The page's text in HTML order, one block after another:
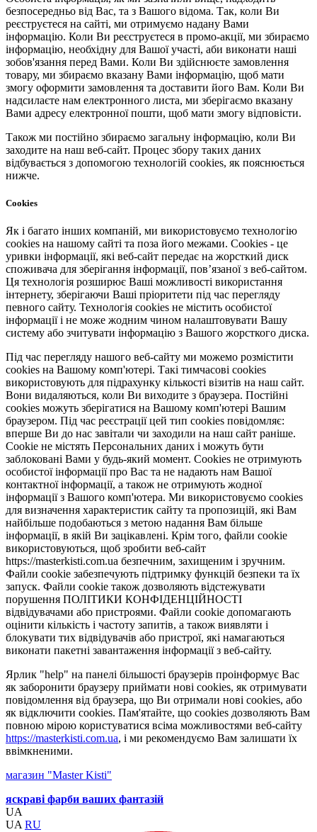
безпосередньо від Вас, та з Вашого відома. Так, коли Ви
реєструєтеся на сайті, ми отримуємо надану Вами
інформацію. Коли Ви реєструєтеся в промо-акції, ми збираємо
інформацію, необхідну для Вашої участі, аби виконати наші
зобов'язання перед Вами. Коли Ви здійснюєте замовлення
товару, ми збираємо вказану Вами інформацію, щоб мати
змогу оформити замовлення та доставити його Вам. Коли Ви
надсилаєте нам електронного листа, ми зберігаємо вказану
Вами адресу електронної пошти, щоб мати змогу відповісти.
Також ми постійно збираємо загальну інформацію, коли Ви
заходите на наш веб-сайт. Процес збору таких даних
відбувається з допомогою технологій cookies, як пояснюється
нижче.
Cookies
Як і багато інших компаній, ми використовуємо технологію
cookies на нашому сайті та поза його межами. Cookies - це
уривки інформації, які веб-сайт передає на жорсткий диск
споживача для зберігання інформації, пов’язаної з веб-сайтом.
Ця технологія розширює Ваші можливості використання
інтернету, зберігаючи Ваші пріоритети під час перегляду
певного сайту. Технологія cookies не містить особистої
інформації і не може жодним чином налаштовувати Вашу
систему або зчитувати інформацію з Вашого жорсткого диска.
Під час перегляду нашого веб-сайту ми можемо розмістити
cookies на Вашому комп'ютері. Такі тимчасові cookies
використовують для підрахунку кількості візитів на наш сайт.
Вони видаляються, коли Ви виходите з браузера. Постійні
cookies можуть зберігатися на Вашому комп'ютері Вашим
браузером. Під час реєстрації цей тип cookies повідомляє:
вперше Ви до нас завітали чи заходили на наш сайт раніше.
Cookie не містять Персональних даних і можуть бути
заблоковані Вами у будь-який момент. Сookies не отримують
особистої інформації про Вас та не надають нам Вашої
контактної інформації, а також не отримують жодної
інформації з Вашого комп'ютера. Ми використовуємо cookies
для визначення характеристик сайту та пропозицій, які Вам
найбільше подобаються з метою надання Вам більше
інформації, в якій Ви зацікавлені. Крім того, файли cookie
використовуються, щоб зробити веб-сайт
https://masterkisti.com.ua безпечним, захищеним і зручним.
Файли cookie забезпечують підтримку функцій безпеки та їх
запуск. Файли cookie також дозволяють відстежувати
порушення ПОЛІТИКИ КОНФІДЕНЦІЙНОСТІ
відвідувачами або пристроями. Файли cookie допомагають
оцінити кількість і частоту запитів, а також виявляти і
блокувати тих відвідувачів або пристрої, які намагаються
виконати пакетні завантаження інформації з веб-сайту.
Ярлик "help" на панелі більшості браузерів проінформує Вас
як заборонити браузеру приймати нові cookies, як отримувати
повідомлення від браузера, що Ви отримали нові cookies, або
як відключити cookies. Пам'ятайте, що cookies дозволяють Вам
повною мірою користуватися всіма можливостями веб-сайту
https://masterkisti.com.ua, і ми рекомендуємо Вам залишати їх
ввімкненими.
магазин "Master Kisti"
яскраві фарби ваших фантазій
UA
UA RU